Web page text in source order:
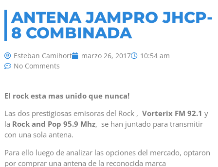
ANTENA JAMPRO JHCP-
8 COMBINADA
Esteban Camihort marzo 26, 2017
10:54 am
No Comments
El rock esta mas unido que nunca!
Las dos prestigiosas emisoras del Rock , Vorterix FM 92.1 y
la Rock and Pop 95.9 Mhz, se han juntado para transmitir
con una sola antena.
Para ello luego de analizar las opciones del mercado, optaron
por comprar una antena de la reconocida marca